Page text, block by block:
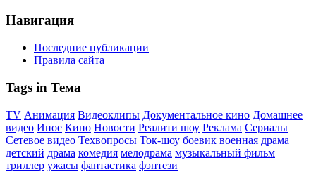
Навигация
Последние публикации
Правила сайта
Tags in Тема
TV Анимация Видеоклипы Документальное кино Домашнее
видео Иное Кино Новости Реалити шоу Реклама Сериалы
Сетевое видео Техвопросы Ток-шоу боевик военная драма
детский драма комедия мелодрама музыкальный фильм
триллер ужасы фантастика фэнтези